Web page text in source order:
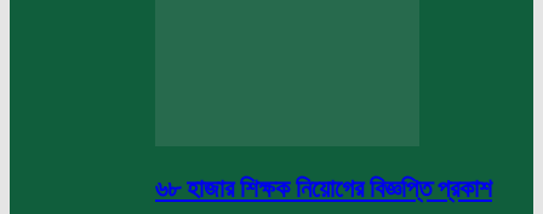
৬৮ হাজার শিক্ষক নিয়োগের বিজ্ঞপ্তি প্রকাশ